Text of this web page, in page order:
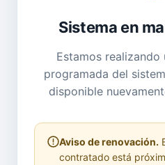
Sistema en
Estamos realizando
programada del
disponible
Aviso de renovación.
contratado está